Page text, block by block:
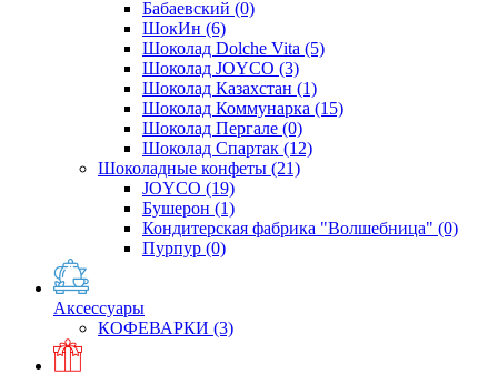
Бабаевский (0)
ШокИн (6)
Шоколад Dolche Vita (5)
Шоколад JOYCO (3)
Шоколад Казахстан (1)
Шоколад Коммунарка (15)
Шоколад Пергале (0)
Шоколад Спартак (12)
Шоколадные конфеты (21)
JOYCO (19)
Бушерон (1)
Кондитерская фабрика "Волшебница" (0)
Пурпур (0)
Аксессуары
КОФЕВАРКИ (3)